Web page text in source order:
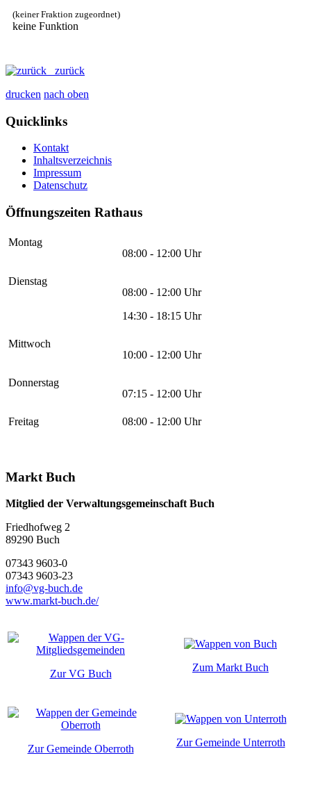
(keiner Fraktion zugeordnet)
keine Funktion
zurück
drucken nach oben
Quicklinks
Kontakt
Inhaltsverzeichnis
Impressum
Datenschutz
Öffnungszeiten Rathaus
Montag
08:00 - 12:00 Uhr
Dienstag
08:00 - 12:00 Uhr
14:30 - 18:15 Uhr
Mittwoch
10:00 - 12:00 Uhr
Donnerstag
07:15 - 12:00 Uhr
Freitag 08:00 - 12:00 Uhr
Markt Buch
Mitglied der Verwaltungsgemeinschaft Buch
Friedhofweg 2
89290 Buch
07343 9603-0
07343 9603-23
info@vg-buch.de
www.markt-buch.de/
Zur VG Buch
Zum Markt Buch
Zur Gemeinde Oberroth
Zur Gemeinde Unterroth